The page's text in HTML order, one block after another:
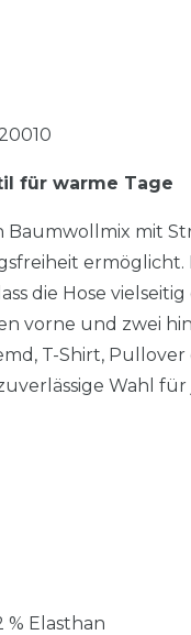
für warme Tage
Baumwollmix mit
ermöglicht.
die Hose vielseitig
vorne und zwei
T-Shirt,
Wahl für
% Elasthan